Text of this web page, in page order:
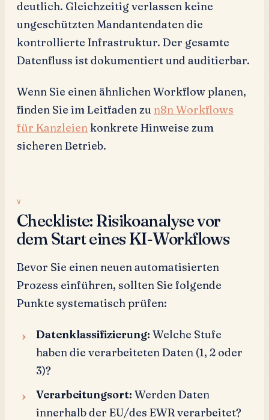
deutlich. Gleichzeitig verlassen keine
ungeschützten Mandantendaten die
kontrollierte Infrastruktur. Der gesamte
Datenfluss ist dokumentiert und auditierbar.
Wenn Sie einen ähnlichen Workflow planen,
finden Sie im Leitfaden zu n8n Workflows
für Kanzleien konkrete Hinweise zum
sicheren Betrieb.
Checkliste: Risikoanalyse vor
dem Start eines KI-Workflows
Bevor Sie einen neuen automatisierten
Prozess einführen, sollten Sie folgende
Punkte systematisch prüfen:
Datenklassifizierung: Welche Stufe
haben die verarbeiteten Daten (1, 2 oder
3)?
Verarbeitungsort: Werden Daten
innerhalb der EU/des EWR verarbeitet?